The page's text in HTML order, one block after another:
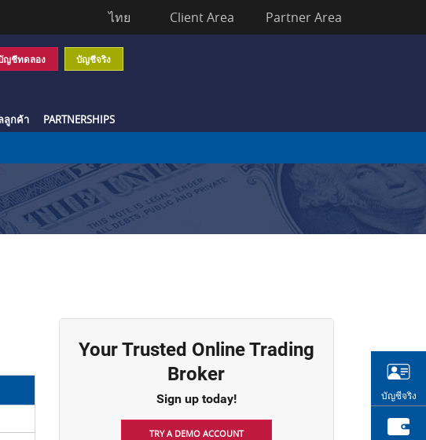
ไทย Client Area
Partner Area
บัญชีจริง
ญชีทดลอง บัญชีจริง
ลูกค้า PARTNERSHIPS
Your Trusted Online Trading
Broker
Sign up today!
TRY A DEMO ACCOUNT